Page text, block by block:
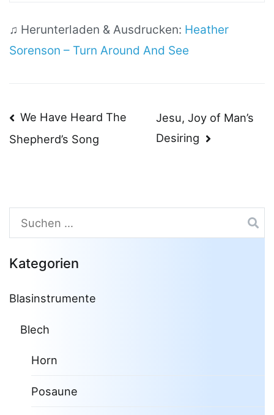
♫ Herunterladen & Ausdrucken: Heather
Sorenson – Turn Around And See
Beitragsnavigation
We Have Heard The
Shepherd’s Song
Jesu, Joy of Man’s
Desiring
Suchen
nach:
Kategorien
Blasinstrumente
Blech
Horn
Posaune